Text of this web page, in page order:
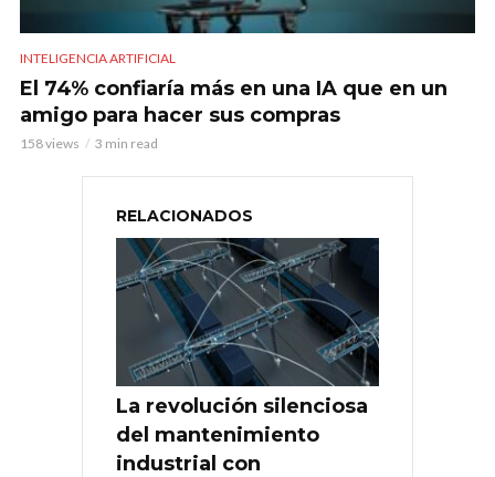
INTELIGENCIA ARTIFICIAL
El 74% confiaría más en una IA que en un
amigo para hacer sus compras
158 views 3 min read
RELACIONADOS
La revolución silenciosa
del mantenimiento
industrial con